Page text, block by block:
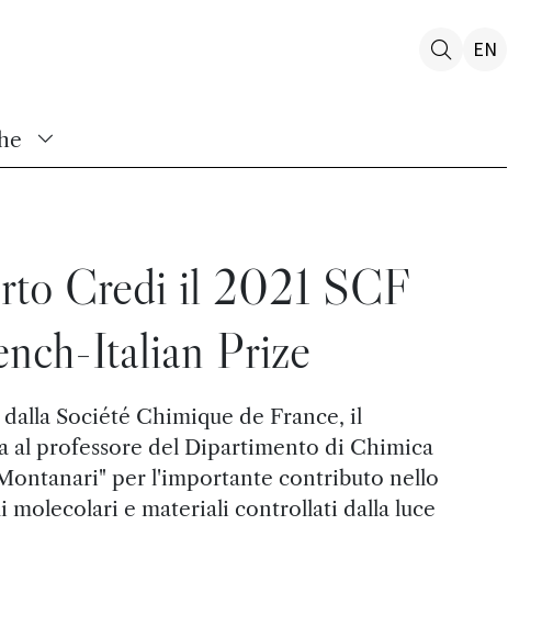
EN
Credi il 2021 SCF
Italian Prize
dalla Société Chimique de France, il
al professore del Dipartimento di Chimica
per l'importante contributo nello
molecolari e materiali controllati dalla luce